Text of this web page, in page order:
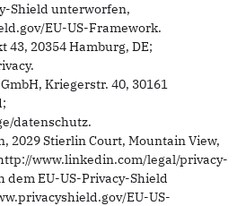
Shield unterworfen,
EU-US-Framework.
43, 20354 Hamburg, DE;
Kriegerstr. 40, 30161
datenschutz.
2029 Stierlin Court, Mountain View,
www.linkedin.com/legal/privacy-
dem EU-US-Privacy-Shield
EU-US-